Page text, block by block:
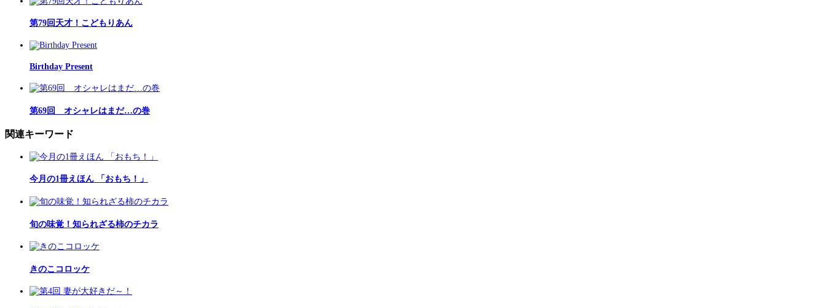
第79回天才！こどもりあん
Birthday Present
第69回 オシャレはまだ…の巻
関連キーワード
今月の1冊えほん 「おもち！」
旬の味覚！知られざる柿のチカラ
きのこコロッケ